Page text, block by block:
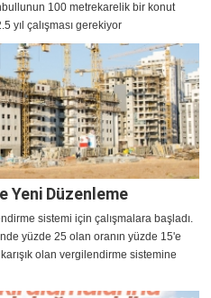
100 metrekarelik bir konut
yıl çalışması gerekiyor
Yeni Düzenleme
sistemi için çalışmalara başladı.
yüzde 25 olan oranın yüzde 15'e
olan vergilendirme sistemine